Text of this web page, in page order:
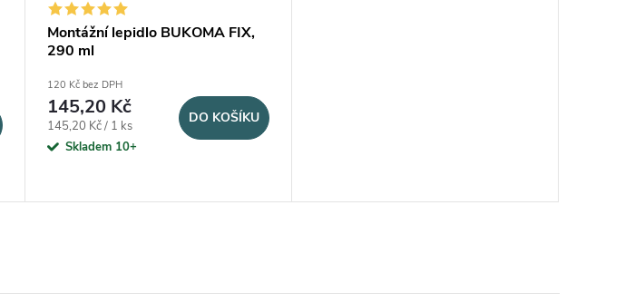
Montážní lepidlo BUKOMA FIX,
290 ml
120 Kč bez DPH
145,20 Kč
Měrná cena:
145,20 Kč / 1 ks
Skladem 10+
DO KOŠÍKU